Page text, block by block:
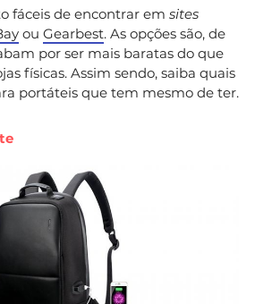
fáceis de encontrar em sites
ou Gearbest. As opções são, de
por ser mais baratas do que
físicas. Assim sendo, saiba quais
portáteis que tem mesmo de ter.